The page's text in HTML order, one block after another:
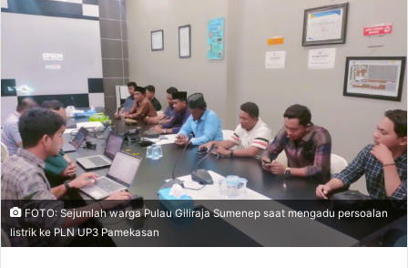
e
m
a
l
FOTO: Sejumlah warga Pulau Giliraja Sumenep saat mengadu persoalan
listrik ke PLN UP3 Pamekasan